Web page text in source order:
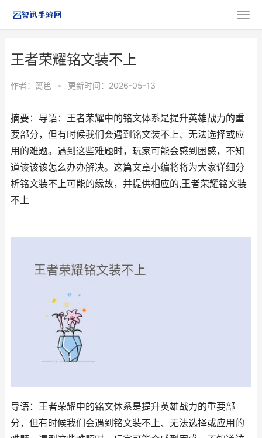
王者荣耀铭文装不上
作者： 篱笆 • 更新时间：2026-05-13
摘要：导语：王者荣耀中的铭文体系是提升英雄战力的重
要部分，但有时候我们会遇到铭文装不上、无法选择或应
用的难题。遇到这些难题时，玩家可能会感到困惑，不知
道该该该怎么办办解决。这篇文章小编将将为大家详细分
析铭文装不上可能的缘故，并提供相应的,王者荣耀铭文装
不上
导语：王者荣耀中的铭文体系是提升英雄战力的重要部
分，但有时候我们会遇到铭文装不上、无法选择或应用的